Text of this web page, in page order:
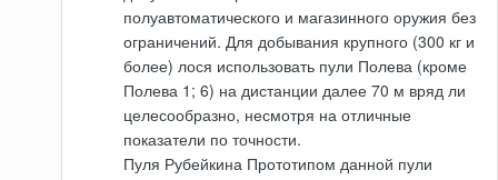
полуавтоматического и магазинного оружия без
ограничений. Для добывания крупного (300 кг и
более) лося использовать пули Полева (кроме
Полева 1; 6) на дистанции далее 70 м вряд ли
целесообразно, несмотря на отличные
показатели по точности.
Пуля Рубейкина Прототипом данной пули